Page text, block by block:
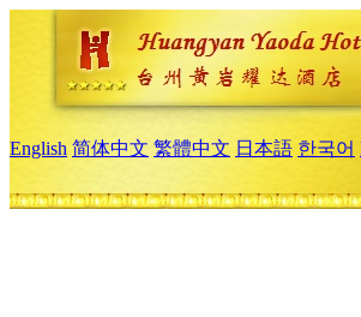
English 简体中文 繁體中文 日本語 한국어